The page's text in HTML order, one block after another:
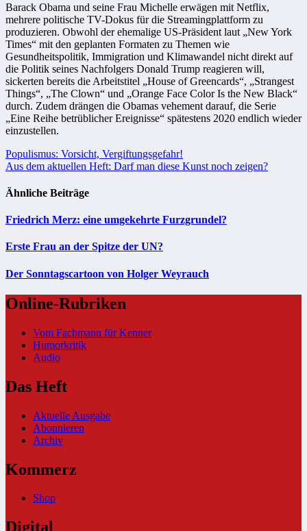
Barack Obama und seine Frau Michelle erwägen mit Netflix,
mehrere politische TV-Dokus für die Streamingplattform zu
produzieren. Obwohl der ehemalige US-Präsident laut „New York
Times“ mit den geplanten Formaten zu Themen wie
Gesundheitspolitik, Immigration und Klimawandel nicht direkt auf
die Politik seines Nachfolgers Donald Trump reagieren will,
sickerten bereits die Arbeitstitel „House of Greencards“, „Strangest
Things“, „The Clown“ und „Orange Face Color Is the New Black“
durch. Zudem drängen die Obamas vehement darauf, die Serie
„Eine Reihe betrüblicher Ereignisse“ spätestens 2020 endlich wieder
einzustellen.
Beitragsnavigation
Populismus: Vorsicht, Vergiftungsgefahr!
Aus dem aktuellen Heft: Darf man diese Kunst noch zeigen?
Ähnliche Beiträge
Friedrich Merz: eine umgekehrte Furzgrundel?
Erste Frau an der Spitze der UN?
Der Sonntagscartoon von Holger Weyrauch
Online-Rubriken
Vom Fachmann für Kenner
Humorkritik
Audio
Das Heft
Aktuelle Ausgabe
Abonnieren
Archiv
Kommerz
Shop
Digital